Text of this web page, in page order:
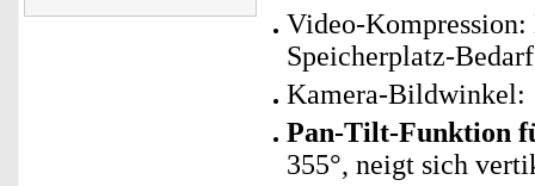
Video-
Speicherplatz-Bedarf
Kamera-Bildwinkel:
Pan-Tilt-Funktion
355°, neigt sich